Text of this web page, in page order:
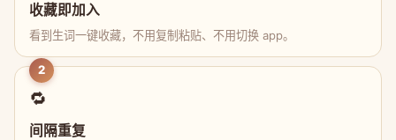
收藏即加入
看到生词一键收藏，不用复制粘贴、不用切换 app。
2
🔁
间隔重复